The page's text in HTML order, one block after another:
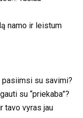
namo ir leistum
pasiimsi su savimi?
su “priekaba”?
tavo vyras jau